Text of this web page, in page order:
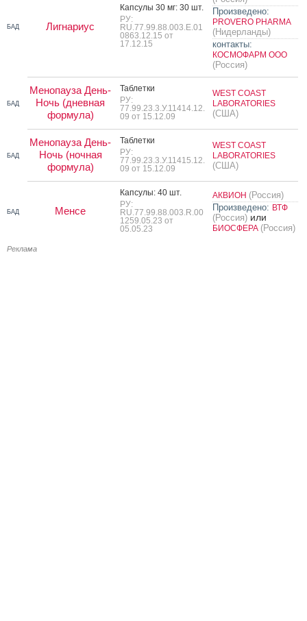
БАД Лигнариус
Кап­су­лы 30 мг: 30 шт.
РУ:
RU.77.99.88.003.Е.01
0863.12.15 от
17.12.15
Произведено:
PROVERO PHARMA
(Нидерланды)
контакты:
КОСМОФАРМ ООО
(Россия)
БАД
Менопауза День-
Ночь (дневная
формула)
Таб­летки
РУ:
77.99.23.3.У.11414.12.
09 от 15.12.09
WEST COAST
LABORATORIES
(США)
БАД
Менопауза День-
Ночь (ночная
формула)
Таб­летки
РУ:
77.99.23.3.У.11415.12.
09 от 15.12.09
WEST COAST
LABORATORIES
(США)
БАД Менсе
Кап­су­лы: 40 шт.
РУ:
RU.77.99.88.003.R.00
1259.05.23 от
05.05.23
АКВИОН (Россия)
Произведено: ВТФ
(Россия) или
БИОСФЕРА (Россия)
Реклама